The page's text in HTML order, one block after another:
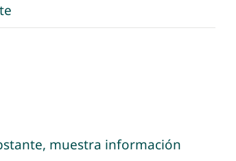
muestra información